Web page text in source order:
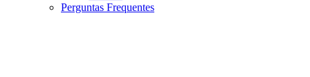
Perguntas Frequentes